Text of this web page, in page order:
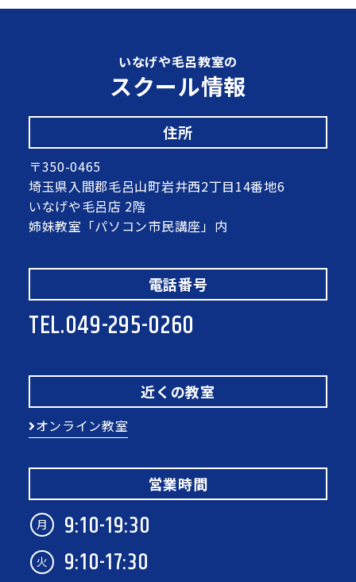
いなげや毛呂教室の
スクール情報
住所
〒350-0465
埼玉県入間郡毛呂山町岩井西2丁目14番地6
いなげや毛呂店 2階
姉妹教室「パソコン市民講座」内
電話番号
TEL.049-295-0260
近くの教室
オンライン教室
営業時間
月 9:10-19:30
火 9:10-17:30